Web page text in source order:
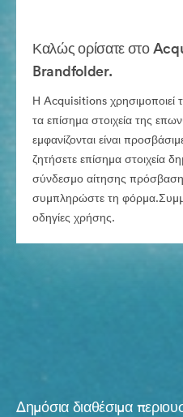
Καλώς ορίσατε στο
Brandfolder.
Η Acquisitions
τα επίσημα στοιχεία της
εμφανίζονται είναι
ζητήσετε επίσημα στοιχεία
σύνδεσμο αίτησης
συμπληρώστε τη
οδηγίες χρήσης.
Δημόσια διαθέσιμα